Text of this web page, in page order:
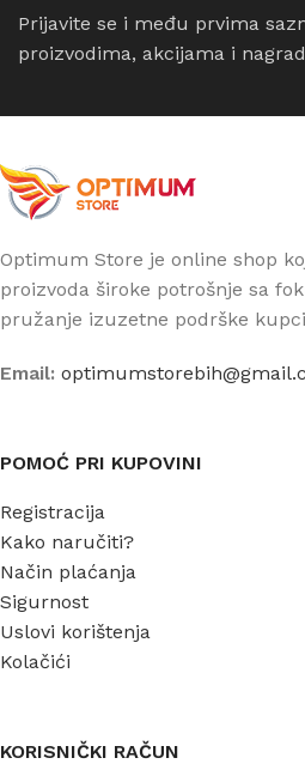
Prijavite se i među prvima
proizvodima, akcijama i
Optimum Store je online shop
proizvoda široke potrošnje sa
pružanje izuzetne podrške
Email:
POMOĆ PRI KUPOVINI
Registracija
Kako naručiti?
Način plaćanja
Sigurnost
Uslovi korištenja
Kolačići
KORISNIČKI RAČUN